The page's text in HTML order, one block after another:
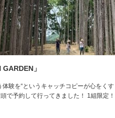
」
験を“というキャッチコピーが心をく
で予約して行ってきました！ 1組限定